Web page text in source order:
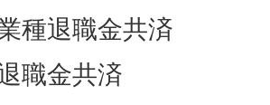
種退職金共済
職金共済